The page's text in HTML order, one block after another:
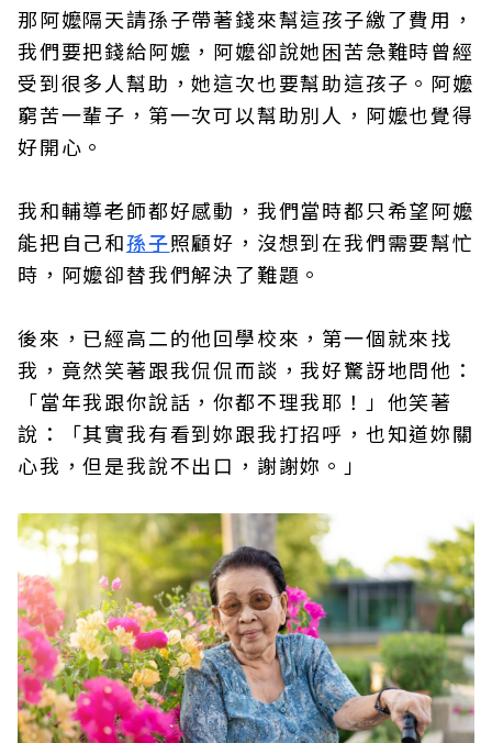
那阿嬤隔天請孫子帶著錢來幫這孩子繳了費用，
我們要把錢給阿嬤，阿嬤卻說她困苦急難時曾經
受到很多人幫助，她這次也要幫助這孩子。阿嬤
窮苦一輩子，第一次可以幫助別人，阿嬤也覺得
好開心。
我和輔導老師都好感動，我們當時都只希望阿嬤
能把自己和孫子照顧好，沒想到在我們需要幫忙
時，阿嬤卻替我們解決了難題。
後來，已經高二的他回學校來，第一個就來找
我，竟然笑著跟我侃侃而談，我好驚訝地問他：
「當年我跟你說話，你都不理我耶！」他笑著
說：「其實我有看到妳跟我打招呼，也知道妳關
心我，但是我說不出口，謝謝妳。」